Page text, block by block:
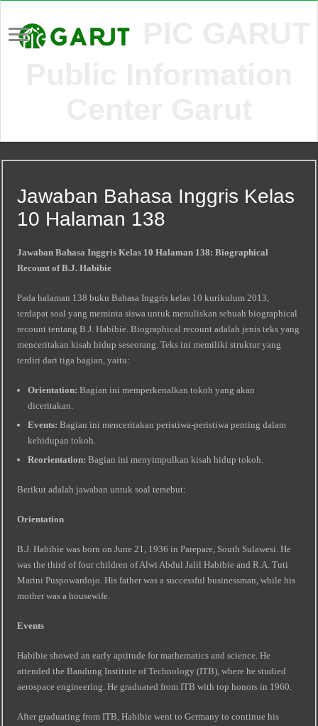
Jawaban Bahasa Inggris Kelas
10 Halaman 138
Jawaban Bahasa Inggris Kelas 10 Halaman 138: Biographical
Recount of B.J. Habibie
Pada halaman 138 buku Bahasa Inggris kelas 10 kurikulum 2013,
terdapat soal yang meminta siswa untuk menuliskan sebuah biographical
recount tentang B.J. Habibie. Biographical recount adalah jenis teks yang
menceritakan kisah hidup seseorang. Teks ini memiliki struktur yang
terdiri dari tiga bagian, yaitu:
Orientation: Bagian ini memperkenalkan tokoh yang akan
diceritakan.
Events: Bagian ini menceritakan peristiwa-peristiwa penting dalam
kehidupan tokoh.
Reorientation: Bagian ini menyimpulkan kisah hidup tokoh.
Berikut adalah jawaban untuk soal tersebut:
Orientation
B.J. Habibie was born on June 21, 1936 in Parepare, South Sulawesi. He
was the third of four children of Alwi Abdul Jalil Habibie and R.A. Tuti
Marini Puspowardojo. His father was a successful businessman, while his
mother was a housewife.
Events
Habibie showed an early aptitude for mathematics and science. He
attended the Bandung Institute of Technology (ITB), where he studied
aerospace engineering. He graduated from ITB with top honors in 1960.
After graduating from ITB, Habibie went to Germany to continue his